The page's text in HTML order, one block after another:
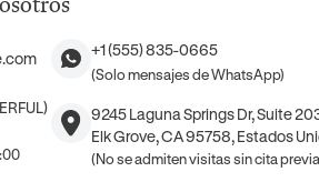
+1 (555) 835-0665
(Solo mensajes de WhatsApp)
9245 Laguna Springs Dr, Suite
Elk Grove, CA 95758, Estados
(No se admiten visitas sin cita